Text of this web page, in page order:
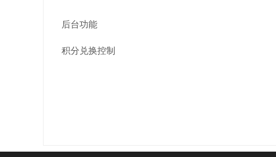
后台功能
积分兑换控制